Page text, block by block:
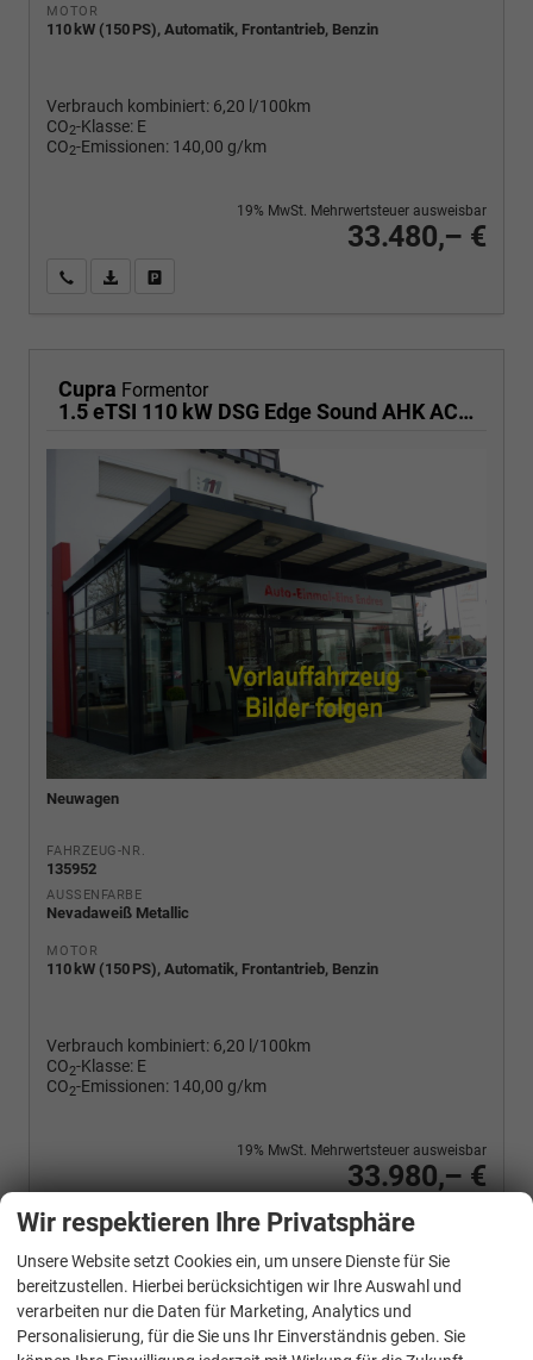
MOTOR
110 kW (150 PS), Automatik, Frontantrieb, Benzin
Verbrauch kombiniert: 6,20 l/100km
CO2-Klasse: E
CO2-Emissionen: 140,00 g/km
33.480,– €
19% MwSt. Mehrwertsteuer ausweisbar
Wir rufen Sie anPDF-Fahrzeugexposé drucken
Cupra Formentor
1.5 eTSI 110 kW DSG Edge Sound AHK ACC LED
Neuwagen
FAHRZEUG-NR.
135952
AUSSENFARBE
Nevadaweiß Metallic
MOTOR
110 kW (150 PS), Automatik, Frontantrieb, Benzin
Verbrauch kombiniert: 6,20 l/100km
CO2-Klasse: E
CO2-Emissionen: 140,00 g/km
33.980,– €
19% MwSt. Mehrwertsteuer ausweisbar
Wir rufen Sie an
PDF-Fahrzeugexposé drucken
Fahrzeug drucken, parken oder vergleichen
Cupra Formentor
1.5 eTSI 110 kW DSG Edge Sound AHK ACC LED
Wir respektieren Ihre Privatsphäre
Unsere Website setzt Cookies ein, um unsere Dienste für Sie
bereitzustellen. Hierbei berücksichtigen wir Ihre Auswahl und
verarbeiten nur die Daten für Marketing, Analytics und
Personalisierung, für die Sie uns Ihr Einverständnis geben. Sie